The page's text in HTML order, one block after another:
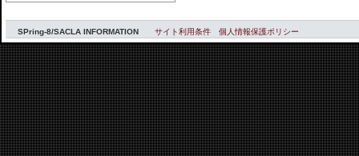
SPring-8/SACLA INFORMATION サイト利用条件 個人情報保護ポリシー